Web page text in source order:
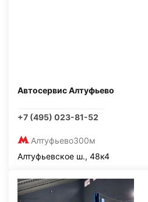
Автосервис Алтуфьево
+7 (495) 023-81-52
Алтуфьево300м
Алтуфьевское ш., 48к4